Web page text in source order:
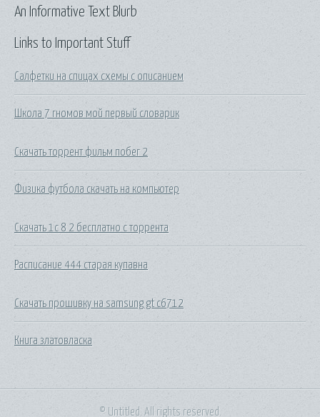
Links to Important Stuff
Салфетки на спицах схемы с описанием
Школа 7 гномов мой первый словарик
Скачать торрент фильм побег 2
Физика футбола скачать на компьютер
Скачать 1с 8 2 бесплатно с торрента
Расписание 444 старая купавна
Скачать прошивку на samsung gt c6712
Книга златовласка
An Informative Text Blurb
© Untitled. All rights reserved.